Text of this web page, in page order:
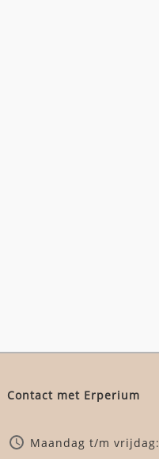
Contact met Erperium
Maandag t/m vrijdag: